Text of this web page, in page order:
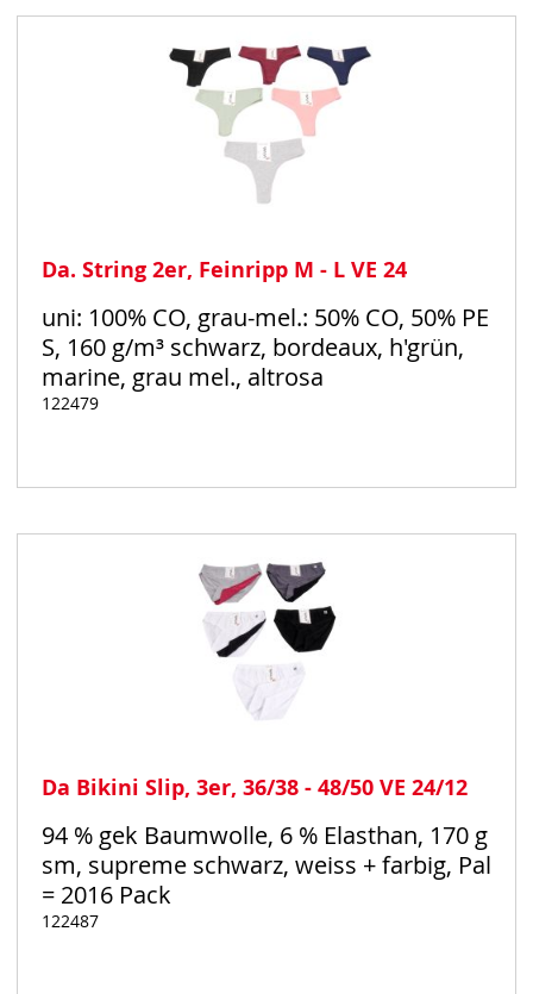
Da. String 2er, Feinripp M - L VE 24
uni: 100% CO, grau-mel.: 50% CO, 50% PE
S, 160 g/m³ schwarz, bordeaux, h'grün,
marine, grau mel., altrosa
122479
Auf
Da Bikini Slip, 3er, 36/38 - 48/50 VE 24/12
94 % gek Baumwolle, 6 % Elasthan, 170 g
sm, supreme schwarz, weiss + farbig, Pal
= 2016 Pack
122487